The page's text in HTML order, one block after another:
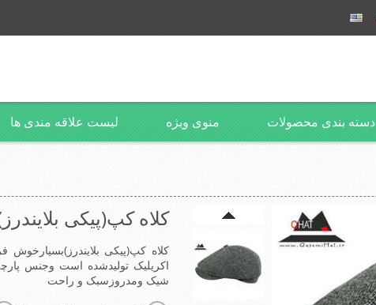
دسته بندی محصولات منوی ویژه لیست علاقه مندی ها
کلاه کپ(پیکی
کلاه کپ(پیکی
اکریلیک تولیدشده است وجنس
شیک ومدروزسبک و راحت